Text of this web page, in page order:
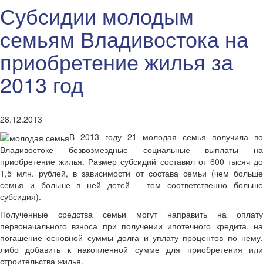
Субсидии молодым
семьям Владивостока на
приобретение жилья за
2013 год
28.12.2013
В 2013 году 21 молодая семья получила во
Владивостоке безвозмездные социальные выплаты на
приобретение жилья. Размер субсидий составил от 600 тысяч до
1,5 млн. рублей, в зависимости от состава семьи (чем больше
семья и больше в ней детей – тем соответственно больше
субсидия).
Полученные средства семьи могут направить на оплату
первоначального взноса при получении ипотечного кредита, на
погашение основной суммы долга и уплату процентов по нему,
либо добавить к накопленной сумме для приобретения или
строительства жилья.